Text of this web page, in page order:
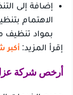
إضافة إلى
الاهتمام
بمواد
إقرأ المزيد: أكبر
أرخص شركة عزل